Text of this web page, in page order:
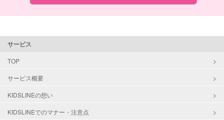
サービス
TOP
サービス概要
KIDSLINEの想い
KIDSLINEでのマナー・注意点